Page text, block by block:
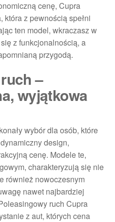
cenę, Cupra
z pewnością spełni
ten model, wkraczasz w
z funkcjonalnością, a
przygodą.
–
wyjątkowa
wybór dla osób, które
design,
cenę. Modele te,
charakteryzują się nie
również nowoczesnym
nawet najbardziej
ruch Cupra
z aut, których cena